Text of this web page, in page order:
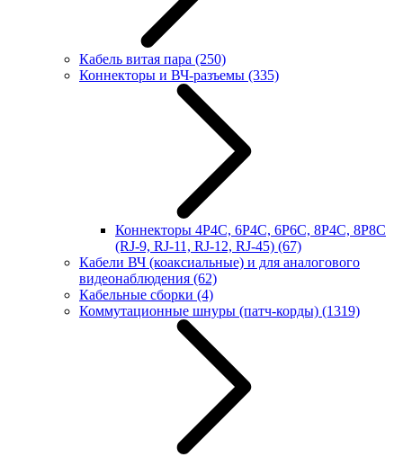
Кабель витая пара (250)
Коннекторы и ВЧ-разъемы (335)
Коннекторы 4P4C, 6P4C, 6P6C, 8P4C, 8P8C
(RJ-9, RJ-11, RJ-12, RJ-45) (67)
Кабели ВЧ (коаксиальные) и для аналогового
видеонаблюдения (62)
Кабельные сборки (4)
Коммутационные шнуры (патч-корды) (1319)